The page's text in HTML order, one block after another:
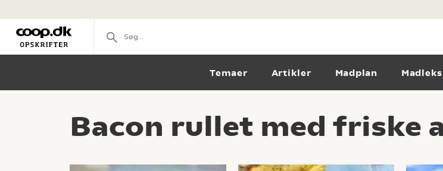
Temaer Artikler Madplan
Bacon rullet med friske